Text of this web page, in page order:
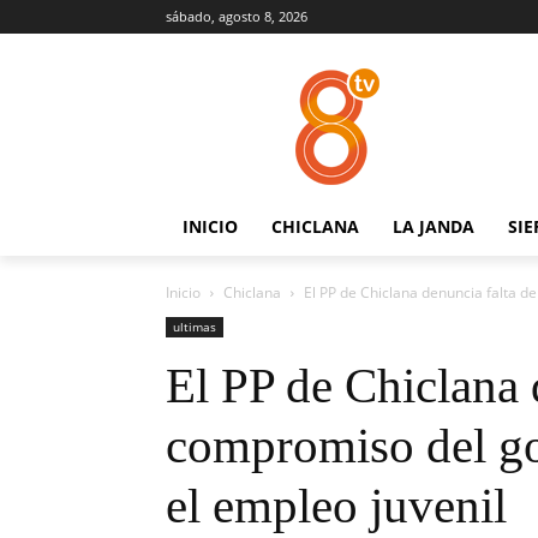
sábado, agosto 8, 2026
INICIO CHICLANA LA JANDA
Inicio Chiclana El PP de Chiclana denuncia falta
ultimas
El PP de
compromiso del
el empleo juvenil